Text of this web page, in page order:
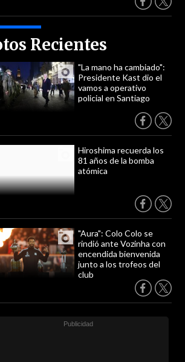
Recientes
"La mano ha cambiado":
Presidente Kast dio el
vamos a operativo
policial en Santiago
Hiroshima recuerda los
81 años de la bomba
atómica
"Aura": Colo Colo se
rindió ante Vozinha con
encendida bienvenida
junto a los trofeos del
club